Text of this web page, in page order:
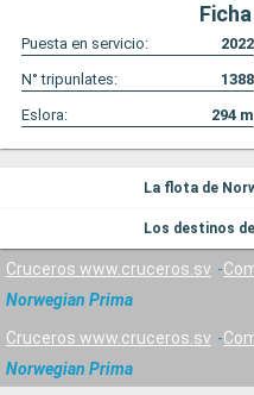
Puesta en servicio: 2022
N° tripunlates:
1388
Eslora:
294 m
La flota de
Los destinos
Cruceros www.cruceros.sv
Norwegian Prima
Cruceros www.cruceros.sv
Norwegian Prima